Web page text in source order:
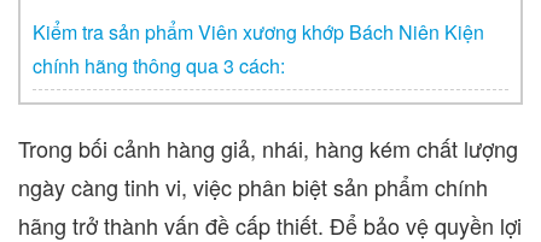
Kiểm tra sản phẩm Viên xương khớp Bách Niên Kiện
chính hãng thông qua 3 cách:
Trong bối cảnh hàng giả, nhái, hàng kém chất lượng
ngày càng tinh vi, việc phân biệt sản phẩm chính
hãng trở thành vấn đề cấp thiết. Để bảo vệ quyền lợi